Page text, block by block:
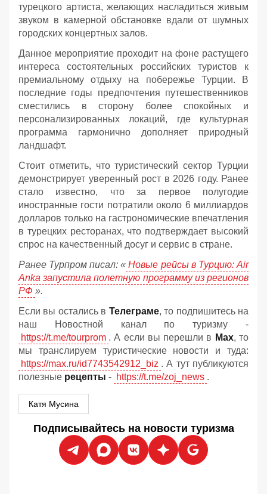
турецкого артиста, желающих насладиться живым
звуком в камерной обстановке вдали от шумных
городских концертных залов.
Данное мероприятие проходит на фоне растущего
интереса состоятельных российских туристов к
премиальному отдыху на побережье Турции. В
последние годы предпочтения путешественников
сместились в сторону более спокойных и
персонализированных локаций, где культурная
программа гармонично дополняет природный
ландшафт.
Стоит отметить, что туристический сектор Турции
демонстрирует уверенный рост в 2026 году. Ранее
стало известно, что за первое полугодие
иностранные гости потратили около 6 миллиардов
долларов только на гастрономические впечатления
в турецких ресторанах, что подтверждает высокий
спрос на качественный досуг и сервис в стране.
Ранее Турпром писал: « Новые рейсы в Турцию: Air
Anka запустила полетную программу из регионов
РФ ».
Если вы остались в Телеграме, то подпишитесь на
наш Новостной канал по туризму -
https://t.me/tourprom . А если вы перешли в Мах, то
мы транслируем туристические новости и туда:
https://max.ru/id7743542912_biz . А тут публикуются
полезные рецепты - https://t.me/zoj_news .
Катя Мусина
Подписывайтесь на новости туризма